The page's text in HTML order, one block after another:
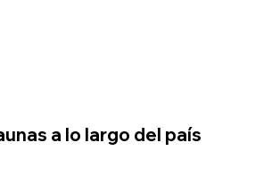
a lo largo del país